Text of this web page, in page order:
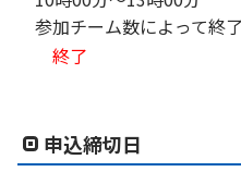
参加チーム数によって終
終了
申込締切日